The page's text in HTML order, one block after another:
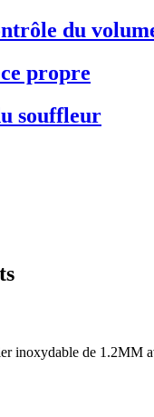
du
propre
souffleur
inoxydable de 1.2MM